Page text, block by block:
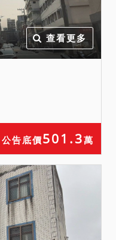
將調查所得之輻
屋、地震受創、
火災受損、建物
死亡或其他足以
場調查等方式予
未發現有上開影
之情形。惟鑑於
限，縱經本院以
以調查，仍難保
此部分請投標
明注意，於
「投標前」應
查看更多
公告底價501.3萬